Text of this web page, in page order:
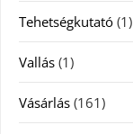
Tehetségkutató (1)
Vallás (1)
Vásárlás (161)